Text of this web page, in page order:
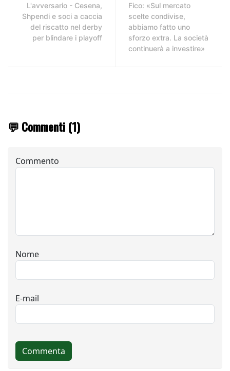
L'avversario - Cesena,
Shpendi e soci a caccia
del riscatto nel derby
per blindare i playoff
Fico: «Sul mercato
scelte condivise,
abbiamo fatto uno
sforzo extra. La società
continuerà a investire»
💬 Commenti (1)